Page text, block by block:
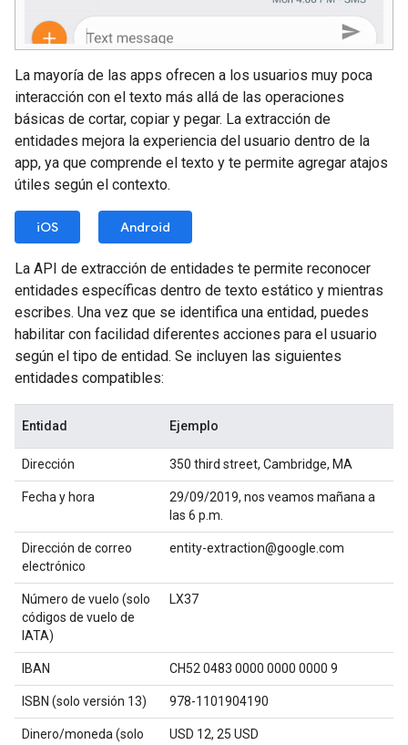
La mayoría de las apps ofrecen a los usuarios muy poca
interacción con el texto más allá de las operaciones
básicas de cortar, copiar y pegar. La extracción de
entidades mejora la experiencia del usuario dentro de la
app, ya que comprende el texto y te permite agregar atajos
útiles según el contexto.
iOS Android
La API de extracción de entidades te permite reconocer
entidades específicas dentro de texto estático y mientras
escribes. Una vez que se identifica una entidad, puedes
habilitar con facilidad diferentes acciones para el usuario
según el tipo de entidad. Se incluyen las siguientes
entidades compatibles:
Entidad Ejemplo
Dirección 350 third street, Cambridge, MA
Fecha y hora
29/09/2019, nos veamos mañana a
las 6 p.m.
Dirección de correo
electrónico
entity-extraction@google.com
Número de vuelo (solo
códigos de vuelo de
IATA)
LX37
IBAN CH52 0483 0000 0000 0000 9
ISBN (solo versión 13) 978-1101904190
Dinero/moneda (solo
USD 12, 25 USD